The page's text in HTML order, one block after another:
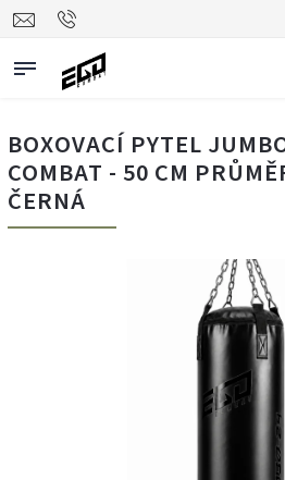
BOXOVACÍ PYTEL
COMBAT - 50 CM
ČERNÁ